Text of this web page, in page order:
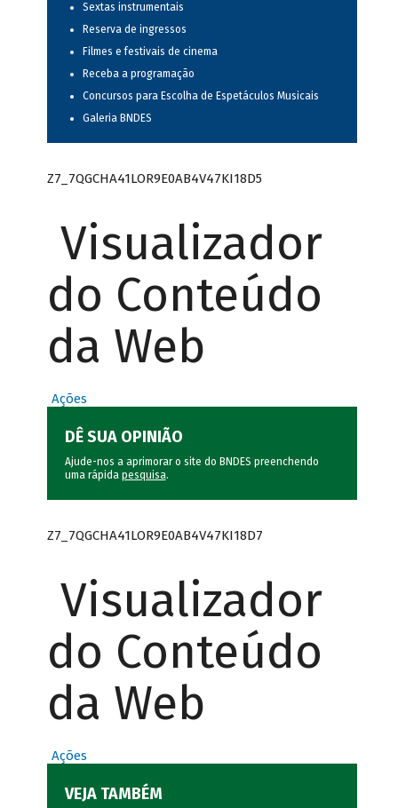
Sextas instrumentais
Reserva de ingressos
Filmes e festivais de cinema
Receba a programação
Concursos para Escolha de Espetáculos Musicais
Galeria BNDES
Z7_7QGCHA41LOR9E0AB4V47KI18D5
Visualizador
do Conteúdo
da Web
Ações
DÊ SUA OPINIÃO
Ajude-nos a aprimorar o site do BNDES preenchendo
uma rápida pesquisa.
Z7_7QGCHA41LOR9E0AB4V47KI18D7
Visualizador
do Conteúdo
da Web
Ações
VEJA TAMBÉM